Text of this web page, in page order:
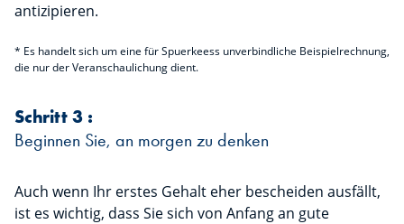
antizipieren.
* Es handelt sich um eine für Spuerkeess unverbindliche Beispielrechnung,
die nur der Veranschaulichung dient.
Schritt 3 :
Beginnen Sie, an morgen zu denken
Auch wenn Ihr erstes Gehalt eher bescheiden ausfällt,
ist es wichtig, dass Sie sich von Anfang an gute